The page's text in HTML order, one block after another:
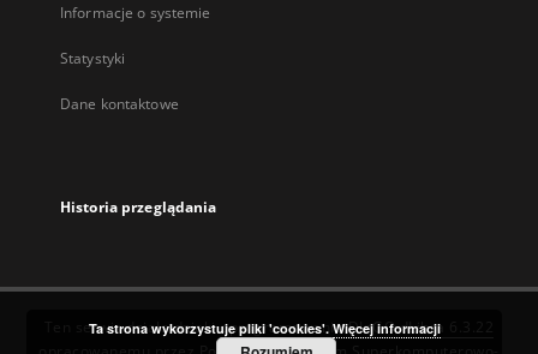
Informacje o systemie
Statystyki
Dane kontaktowe
Historia przeglądania
Ten serwis działa dzięki oprogramowaniuDInGO dLibra 6.3.22
Ta strona wykorzystuje pliki 'cookies'. Więcej informacji